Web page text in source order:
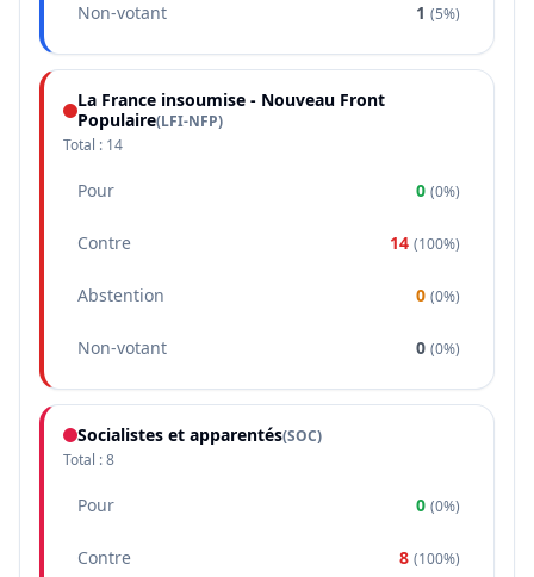
Non-votant 1 (5%)
La France insoumise - Nouveau Front
Populaire(LFI-NFP)
Total : 14
Pour 0 (0%)
Contre 14 (100%)
Abstention 0 (0%)
Non-votant 0 (0%)
Socialistes et apparentés(SOC)
Total :8
Pour 0 (0%)
Contre 8 (100%)